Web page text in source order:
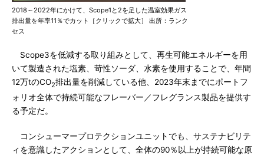
2018～2022年にかけて、Scope1と2を足した温室効果ガス
排出量を年率11％でカット［クリックで拡大］ 出所：ランク
セス
Scope3を低減する取り組みとして、再生可能エネルギーを用
いて製造された塩素、苛性ソーダ、水素を使用することで、年間
12万tのCO2排出量を削減している他、2023年末までにポートフ
ォリオ全体で持続可能なフレーバー／フレグランス製品を提供す
る予定だ。
コンシューマープロテクションユニットでも、サステナビリテ
ィを意識したアクションとして、全体の90％以上が持続可能な原